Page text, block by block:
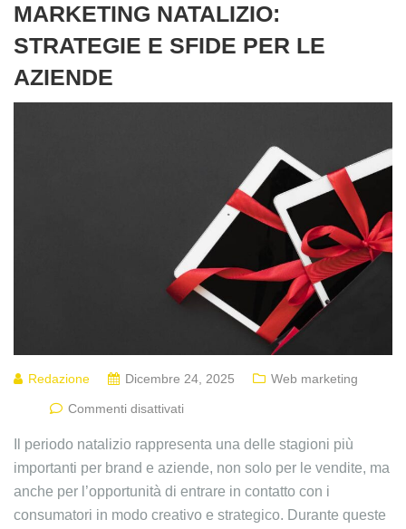
MARKETING NATALIZIO:
STRATEGIE E SFIDE PER LE
AZIENDE
Redazione Dicembre 24, 2025 Web marketing
Commenti disattivati
Il periodo natalizio rappresenta una delle stagioni più
importanti per brand e aziende, non solo per le vendite, ma
anche per l’opportunità di entrare in contatto con i
consumatori in modo creativo e strategico. Durante queste